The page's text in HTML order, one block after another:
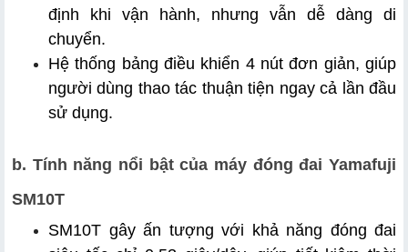
định khi vận hành, nhưng vẫn dễ dàng di
chuyển.
Hệ thống bảng điều khiển 4 nút đơn giản, giúp
người dùng thao tác thuận tiện ngay cả lần đầu
sử dụng.
b. Tính năng nổi bật của máy đóng đai Yamafuji
SM10T
SM10T gây ấn tượng với khả năng đóng đai